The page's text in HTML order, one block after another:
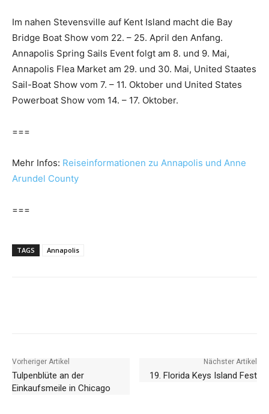
Im nahen Stevensville auf Kent Island macht die Bay
Bridge Boat Show vom 22. – 25. April den Anfang.
Annapolis Spring Sails Event folgt am 8. und 9. Mai,
Annapolis Flea Market am 29. und 30. Mai, United Staates
Sail-Boat Show vom 7. – 11. Oktober und United States
Powerboat Show vom 14. – 17. Oktober.
===
Mehr Infos: Reiseinformationen zu Annapolis und Anne
Arundel County
===
TAGS Annapolis
Vorheriger Artikel
Tulpenblüte an der
Einkaufsmeile in Chicago
Nächster Artikel
19. Florida Keys Island Fest